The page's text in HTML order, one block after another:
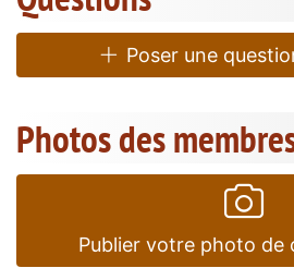
Poser une
Photos des
Publier votre photo de